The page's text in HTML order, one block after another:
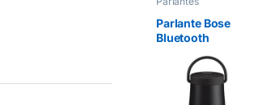
Parlante Bose
Bluetooth
Revolve+ II |
Negro